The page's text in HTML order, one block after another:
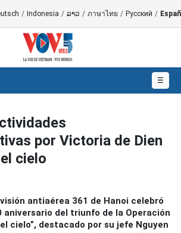
/ Indonesia / ລາວ / ภาษาไทย / Русский /
☰
por Victoria de Dien
cielo
antiaérea 361 de Hanoi celebró
aniversario del triunfo de la Operación
cielo”, destacado por su jefe Nguyen